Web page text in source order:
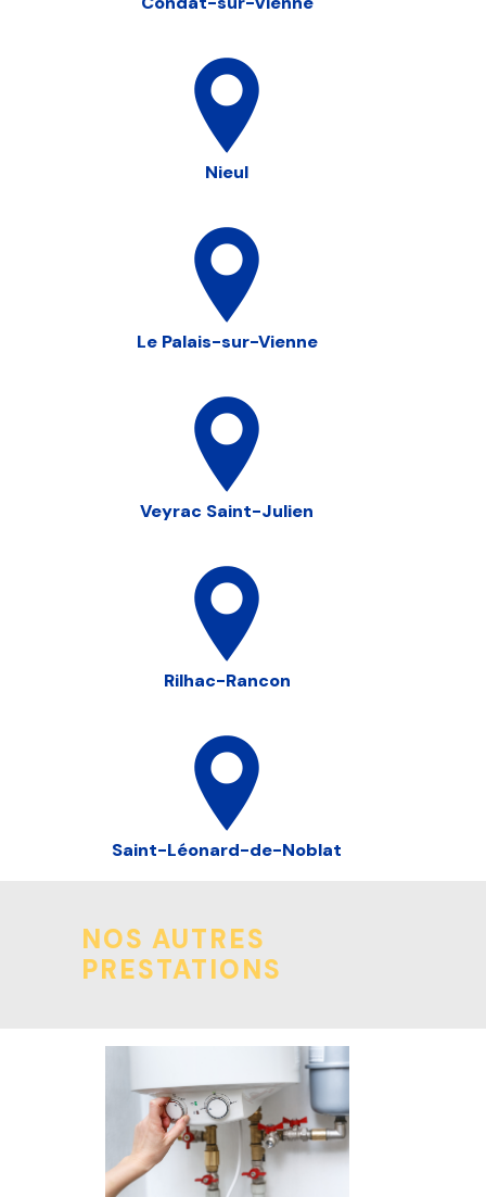
Nieul
Le Palais-sur-Vienne
Veyrac Saint-Julien
Rilhac-Rancon
Saint-Léonard-de-Noblat
NOS AUTRES
PRESTATIONS